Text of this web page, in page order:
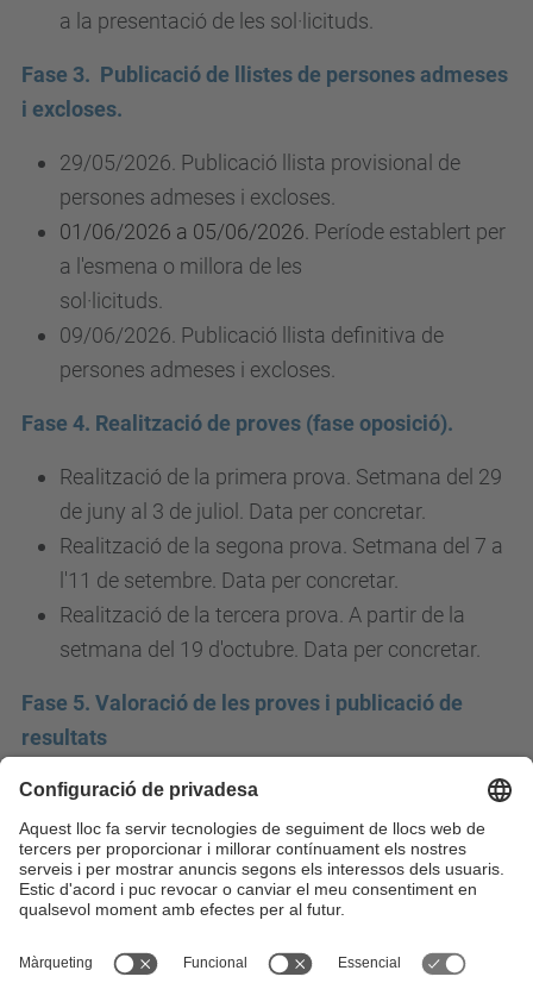
a la presentació de les sol·licituds.
Fase 3. Publicació de llistes de persones admeses
i excloses.
29/05/2026. Publicació llista provisional de
persones admeses i excloses.
01/06/2026 a 05/06/2026. Període establert per
a l'esmena o millora de les
sol·licituds.
09/06/2026. Publicació llista definitiva de
persones admeses i excloses.
Fase 4. Realització de proves (fase oposició).
Realització de la primera prova. Setmana del 29
de juny al 3 de juliol. Data per concretar.
Realització de la segona prova. Setmana del 7 a
l'11 de setembre. Data per concretar.
Realització de la tercera prova. A partir de la
setmana del 19 d'octubre. Data per concretar.
Fase 5. Valoració de les proves i publicació de
resultats
Novembre.
Actualitzat amb data: 9 de juny de 2026